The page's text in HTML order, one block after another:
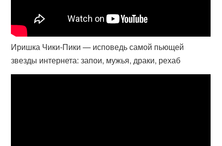
Иришка Чики-Пики — исповедь самой пьющей
звезды интернета: запои, мужья, драки, рехаб